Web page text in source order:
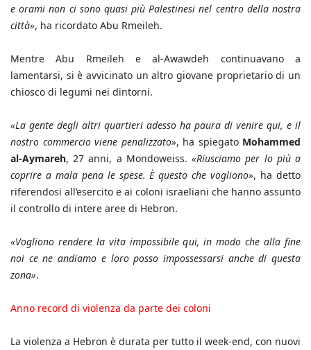
e orami non ci sono quasi più Palestinesi nel centro della nostra
città», ha ricordato Abu Rmeileh.
Mentre Abu Rmeileh e al-Awawdeh continuavano a
lamentarsi, si è avvicinato un altro giovane proprietario di un
chiosco di legumi nei dintorni.
«La gente degli altri quartieri adesso ha paura di venire qui, e il
nostro commercio viene penalizzato», ha spiegato Mohammed
al-Aymareh, 27 anni, a Mondoweiss.«Riusciamo per lo più a
coprire a mala pena le spese. È questo che vogliono», ha detto
riferendosi all’esercito e ai coloni israeliani che hanno assunto
il controllo di intere aree di Hebron.
«Vogliono rendere la vita impossibile qui, in modo che alla fine
noi ce ne andiamo e loro posso impossessarsi anche di questa
zona».
Anno record di violenza da parte dei coloni
La violenza a Hebron è durata per tutto il week-end, con nuovi